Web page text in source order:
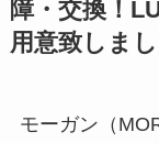
障・交換！
用意致しまし
モーガン（